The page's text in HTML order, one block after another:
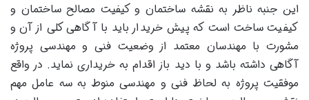
این جنبه ناظر به نقشه ساختمان و کیفیت مصالح ساختمان و
کیفیت ساخت است که پیش خریدار باید با آگاهی کلی از آن و
مشورت با مهندسان معتمد از وضعیت فنی و مهندسی پروژه
آگاهی داشته باشد و با دید باز اقدام به خریداری نماید. در واقع
موفقیت پروژه به لحاظ فنی و مهندسی منوط به سه عامل مهم